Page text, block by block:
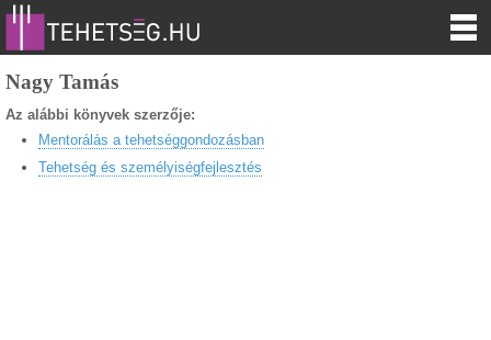
Nagy Tamás
Az alábbi könyvek szerzője:
Mentorálás a tehetséggondozásban
Tehetség és személyiségfejlesztés